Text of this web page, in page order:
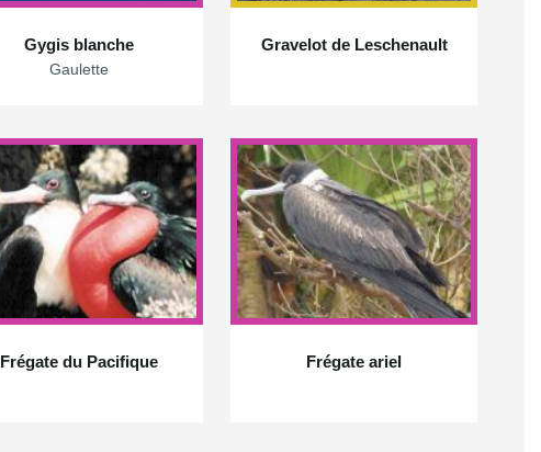
Gygis blanche
Gaulette
Gravelot de Leschenault
Frégate du Pacifique Frégate ariel